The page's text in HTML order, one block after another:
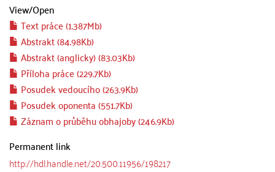
View/Open
Text práce (1.387Mb)
Abstrakt (84.98Kb)
Abstrakt (anglicky) (83.03Kb)
Příloha práce (229.7Kb)
Posudek vedoucího (263.9Kb)
Posudek oponenta (551.7Kb)
Záznam o průběhu obhajoby (246.9Kb)
Permanent link
http://hdl.handle.net/20.500.11956/198217